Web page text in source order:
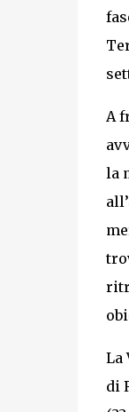
A
la
La
di